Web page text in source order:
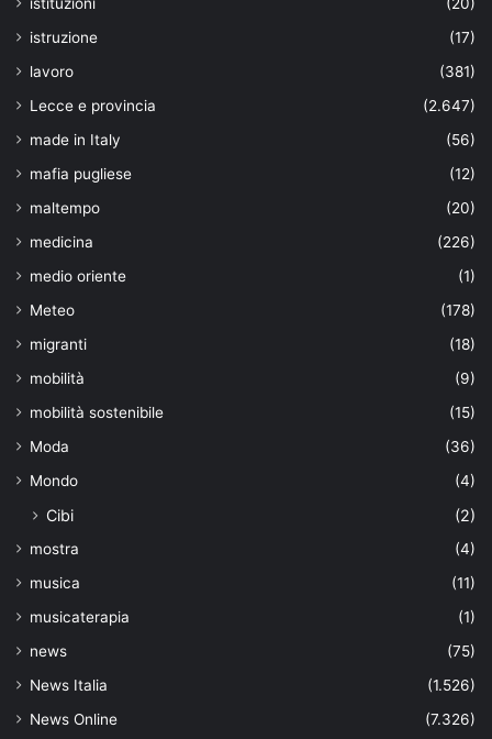
istituzioni
(20)
istruzione
(17)
lavoro
(381)
Lecce e provincia
(2.647)
made in Italy
(56)
mafia pugliese
(12)
maltempo
(20)
medicina
(226)
medio oriente
(1)
Meteo
(178)
migranti
(18)
mobilità
(9)
mobilità sostenibile
(15)
Moda
(36)
Mondo
(4)
Cibi (2)
mostra
(4)
musica
(11)
musicaterapia
(1)
news
(75)
News Italia
(1.526)
News Online
(7.326)